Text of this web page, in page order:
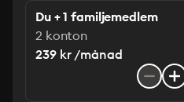
Du + 1 familjemedlem
2 konton
239 kr /månad